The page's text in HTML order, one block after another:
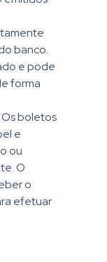
banco.
e pode
forma
Os boletos
e
ou
O
o
efetuar